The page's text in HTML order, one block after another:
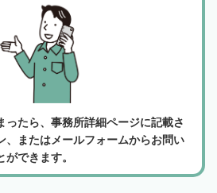
ったら、事務所詳細ページに記載さ
、またはメールフォームからお問い
できます。